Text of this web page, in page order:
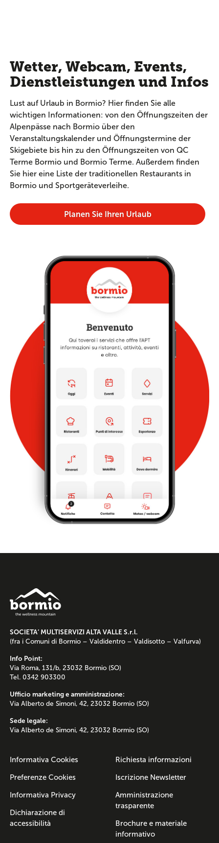
Wetter, Webcam, Events,
Dienstleistungen und Infos
Lust auf Urlaub in Bormio? Hier finden Sie alle
wichtigen Informationen: von den Öffnungszeiten der
Alpenpässe nach Bormio über den
Veranstaltungskalender und Öffnungstermine der
Skigebiete bis hin zu den Öffnungszeiten von QC
Terme Bormio und Bormio Terme. Außerdem finden
Sie hier eine Liste der traditionellen Restaurants in
Bormio und Sportgeräteverleihe.
Planen Sie Ihren Urlaub
SOCIETA’ MULTISERVIZI ALTA VALLE S.r.l.
(fra i Comuni di Bormio – Valdidentro – Valdisotto – Valfurva)
Info Point:
Via Roma, 131/b, 23032 Bormio (SO)
Tel. 0342 903300
Ufficio marketing e amministrazione:
Via Alberto de Simoni, 42, 23032 Bormio (SO)
Sede legale:
Via Alberto de Simoni, 42, 23032 Bormio (SO)
Informativa Cookies
Preferenze Cookies
Informativa Privacy
Dichiarazione di
accessibilità
Richiesta informazioni
Iscrizione Newsletter
Amministrazione
trasparente
Brochure e materiale
informativo